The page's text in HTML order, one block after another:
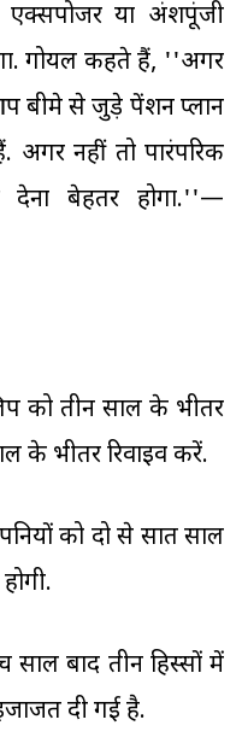
एक्सपोजर या अंशपूंजी
गोयल कहते हैं, ''अगर
बीमे से जुड़े पेंशन प्लान
नहीं तो पारंपरिक
देना बेहतर होगा.''—
को तीन साल के भीतर
के भीतर रिवाइव करें.
को दो से सात साल
बाद तीन हिस्सों में
दी गई है.